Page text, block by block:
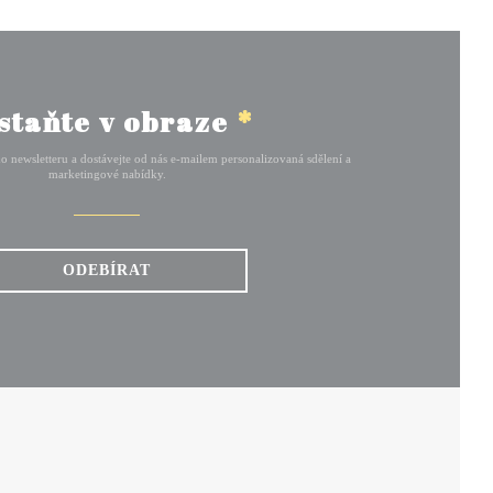
v obraze *
newsletteru a dostávejte od nás e-mailem personalizovaná sdělení a
marketingové nabídky.
ODEBÍRAT